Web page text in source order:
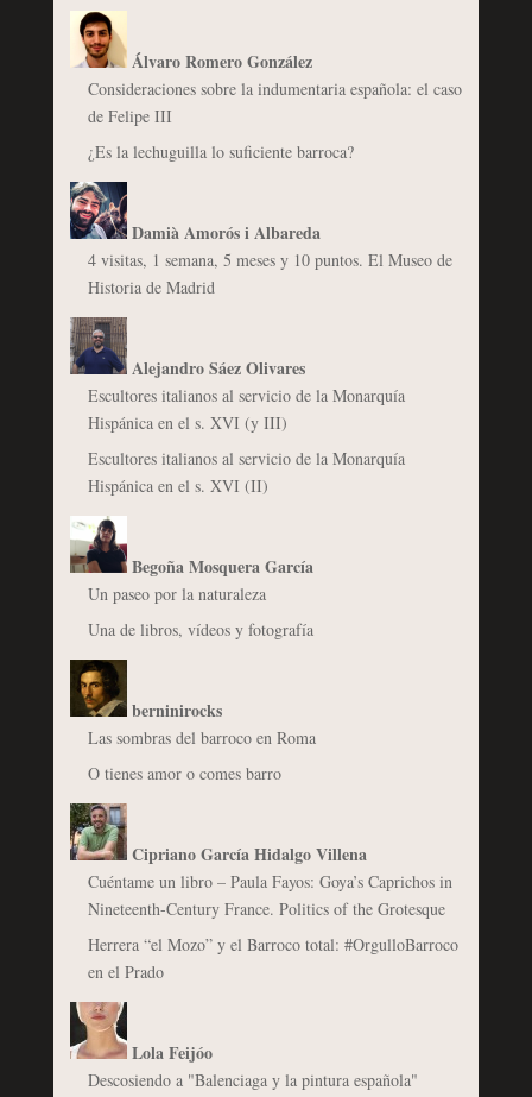
Álvaro Romero González
Consideraciones sobre la indumentaria española: el caso
de Felipe III
¿Es la lechuguilla lo suficiente barroca?
Damià Amorós i Albareda
4 visitas, 1 semana, 5 meses y 10 puntos. El Museo de
Historia de Madrid
Alejandro Sáez Olivares
Escultores italianos al servicio de la Monarquía
Hispánica en el s. XVI (y III)
Escultores italianos al servicio de la Monarquía
Hispánica en el s. XVI (II)
Begoña Mosquera García
Un paseo por la naturaleza
Una de libros, vídeos y fotografía
berninirocks
Las sombras del barroco en Roma
O tienes amor o comes barro
Cipriano García Hidalgo Villena
Cuéntame un libro – Paula Fayos: Goya’s Caprichos in
Nineteenth-Century France. Politics of the Grotesque
Herrera “el Mozo” y el Barroco total: #OrgulloBarroco
en el Prado
Lola Feijóo
Descosiendo a "Balenciaga y la pintura española"